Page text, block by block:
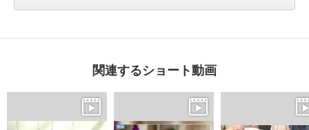
関連するショート動画